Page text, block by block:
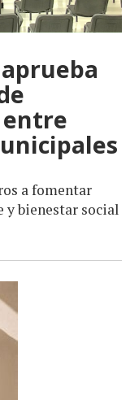
entre
a fomentar
y bienestar social